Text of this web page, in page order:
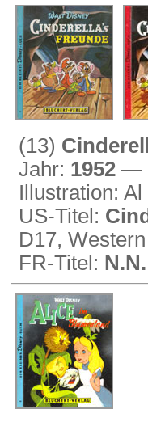
(13)
Jahr: 1952 —
Illustration:
US-Titel:
D17,
FR-Titel: N.N.